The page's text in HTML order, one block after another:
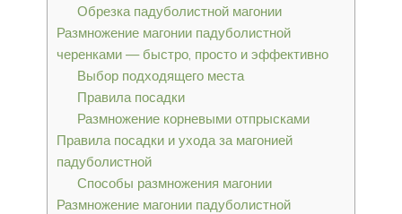
Обрезка падуболистной магонии
Размножение магонии падуболистной
черенками — быстро, просто и эффективно
Выбор подходящего места
Правила посадки
Размножение корневыми отпрысками
Правила посадки и ухода за магонией
падуболистной
Способы размножения магонии
Размножение магонии падуболистной